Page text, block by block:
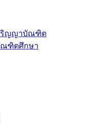
ริญญาบัณฑิต
ณฑิตศึกษา